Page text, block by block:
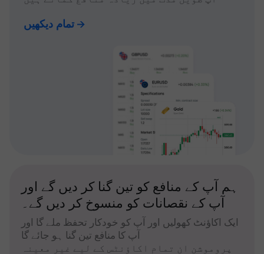
تمام دیکھیں
ہم آپ کے منافع کو تین گنا کر دیں گے اور
آپ کے نقصانات کو منسوخ کر دیں گے۔
ایک اکاؤنٹ کھولیں اور آپ کو خودکار تحفظ ملے گا اور
آپ کا منافع تین گنا ہو جائے گا
پروموشن ان تمام اکاؤنٹس کے لیے غیر معینہ